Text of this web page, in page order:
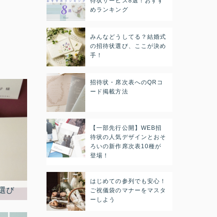
めランキング
みんなどうしてる？結婚式
の招待状選び、ここが決め
手！
招待状・席次表へのQRコ
ード掲載方法
【一部先行公開】WEB招
待状の人気デザインとおそ
ろいの新作席次表10種が
登場！
はじめての参列でも安心！
ご祝儀袋のマナーをマスタ
ーしよう